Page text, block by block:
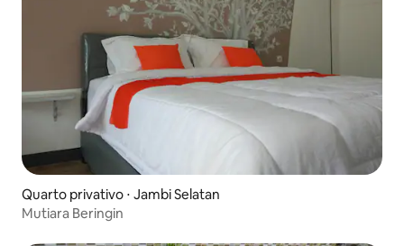
Quarto privativo ⋅ Jambi Selatan
Mutiara Beringin